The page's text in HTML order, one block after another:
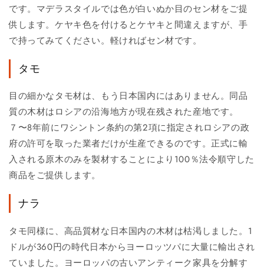
です。マデラスタイルでは色が白いぬか目のセン材をご提
供します。ケヤキ色を付けるとケヤキと間違えますが、手
で持ってみてください。軽ければセン材です。
タモ
目の細かなタモ材は、もう日本国内にはありません。同品
質の木材はロシアの沿海地方が現在残された産地です。
７〜8年前にワシントン条約の第2項に指定されロシアの政
府の許可を取った業者だけが生産できるのです。正式に輸
入される原木のみを製材することにより100％法令順守した
商品をご提供します。
ナラ
タモ同様に、高品質材な日本国内の木材は枯渇しました。1
ドルが360円の時代日本からヨーロッツパに大量に輸出され
ていました。ヨーロッパの古いアンティーク家具を分解す